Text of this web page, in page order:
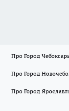
Про Город
Про Город
Про Город